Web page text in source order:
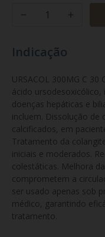
Indicação
URSACOL 300MG C
ácido
doenças hepáticas e
incluem. Dissolução de
calcificados, em
Tratamento da
iniciais e moderados.
colestáticas. Melhora
comprometem a
ser usado apenas sob
médico, garantindo
tratamento.